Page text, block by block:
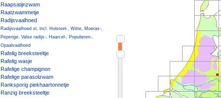
Raapsatijnzwam
Raatzwammetje
Radijsvaalhoed
Radijsvaalhoed sl, incl. Holsteel-, Witte, Moeras-,
Peperige, Valse radijs-, Haarcel-, Populieren-,
Opaalvaalhoed
Rafelig breeksteeltje
Rafelig wasje
Rafelige champignon
Rafelige parasolzwam
Ranksporig piekhaartonnetje
Ranzig breeksteeltje